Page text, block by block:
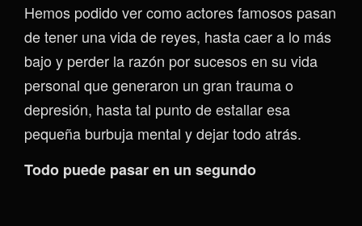
Hemos podido ver como actores famosos pasan
de tener una vida de reyes, hasta caer a lo más
bajo y perder la razón por sucesos en su vida
personal que generaron un gran trauma o
depresión, hasta tal punto de estallar esa
pequeña burbuja mental y dejar todo atrás.
Todo puede pasar en un segundo